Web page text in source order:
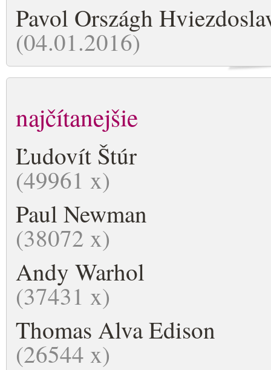
Pavol Országh
(04.01.2016)
najčítanejšie
Ľudovít Štúr
(49961 x)
Paul Newman
(38072 x)
Andy Warhol
(37431 x)
Thomas Alva Edison
(26544 x)